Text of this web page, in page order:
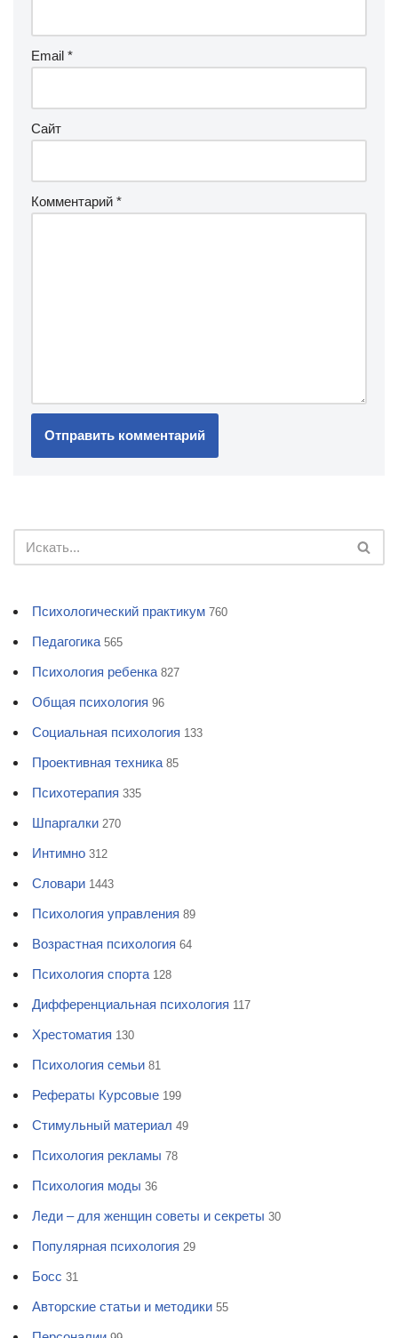
Email *
Сайт
Комментарий *
Психологический практикум 760
Педагогика 565
Психология ребенка 827
Общая психология 96
Социальная психология 133
Проективная техника 85
Психотерапия 335
Шпаргалки 270
Интимно 312
Словари 1443
Психология управления 89
Возрастная психология 64
Психология спорта 128
Дифференциальная психология 117
Хрестоматия 130
Психология семьи 81
Рефераты Курсовые 199
Стимульный материал 49
Психология рекламы 78
Психология моды 36
Леди – для женщин советы и секреты 30
Популярная психология 29
Босс 31
Авторские статьи и методики 55